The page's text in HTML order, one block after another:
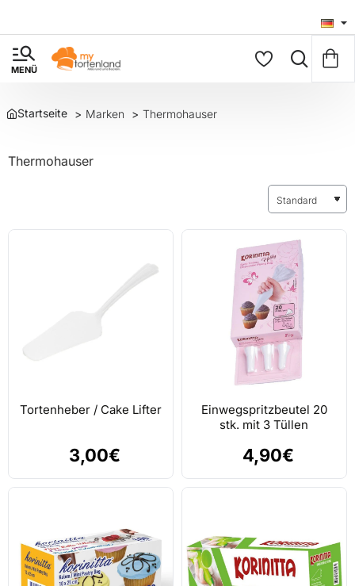
Marken Thermohauser
Thermohauser
Tortenheber / Cake Lifter
3,00€
Einwegspritzbeutel 20
stk. mit 3 Tüllen
4,90€